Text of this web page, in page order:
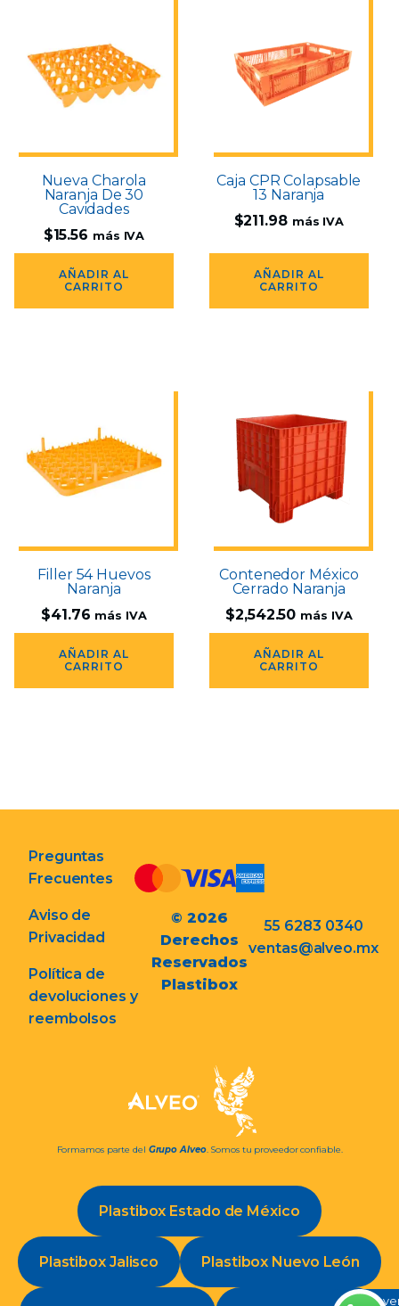
Nueva Charola
Naranja De 30
Cavidades
$15.56 más IVA
AÑADIR AL
CARRITO
Caja CPR Colapsable
13 Naranja
$211.98 más IVA
AÑADIR AL
CARRITO
Filler 54 Huevos
Naranja
$41.76 más IVA
AÑADIR AL
CARRITO
Contenedor México
Cerrado Naranja
$2,542.50 más IVA
AÑADIR AL
CARRITO
Preguntas
Frecuentes
Aviso de
Privacidad
Política de
devoluciones y
reembolsos
© 2026
Derechos
Reservados
Plastibox
55 6283 0340
ventas@alveo.mx
Formamos parte del Grupo Alveo. Somos tu proveedor confiable.
Plastibox Estado de México
Plastibox Jalisco Plastibox Nuevo León